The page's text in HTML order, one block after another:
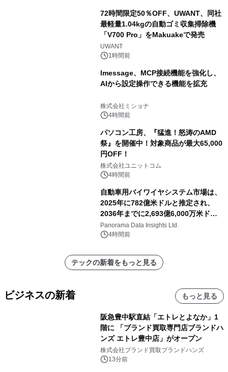
72時間限定50％OFF、UWANT、同社
最軽量1.04kgの自動ゴミ収集掃除機
「V700 Pro」をMakuakeで発売
UWANT
1時間前
lmessage、MCP接続機能を強化し、
AIから設定操作できる機能を拡充
株式会社ミショナ
4時間前
パソコン工房、『猛進！怒涛のAMD
祭』を開催中！対象商品が最大65,000
円OFF！
株式会社ユニットコム
4時間前
自動車用バイワイヤシステム市場は、
2025年に782億米ドルと推定され、
2036年までに2,693億6,000万米ドル
に達すると予測されており、予測期間
（2026年～2036年）
Panorama Data Insights Ltd.
4時間前
テックの新着をもっと見る
ビジネスの新着 もっと見る
阪急豊中駅直結「エトレとよなか」1
階に 「ブランド買取専門店ブランドハ
ンズ エトレ豊中店」がオープン
株式会社ブランド買取ブランドハンズ
13分前